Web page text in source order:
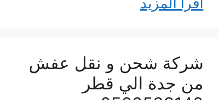
شركة شحن و نقل عفش
من جدة الي قطر